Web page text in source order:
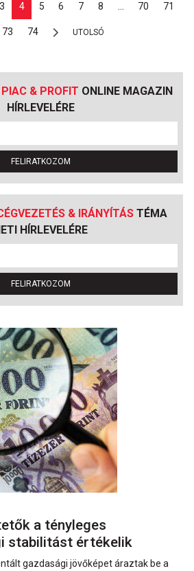
3 4 5 6 7 8 70 71
73 74 UTOLSÓ
PIAC & PROFIT ONLINE MAGAZIN
HÍRLEVELÉRE
FELIRATKOZOM
& IRÁNYÍTÁSTÉMA
HÍRLEVELÉRE
FELIRATKOZOM
a tényleges
stabilitást értékelik
gazdasági jövőképet áraztak be a